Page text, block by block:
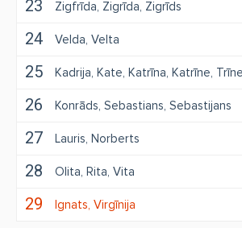
23 Zigfrīda Zigrīda Zigrīds
24 Velda Velta
25 Kadrija Kate Katrīna Katrīne Trīne
26 Konrāds Sebastians Sebastijans
27 Lauris Norberts
28 Olita Rita Vita
29 Ignats Virgīnija